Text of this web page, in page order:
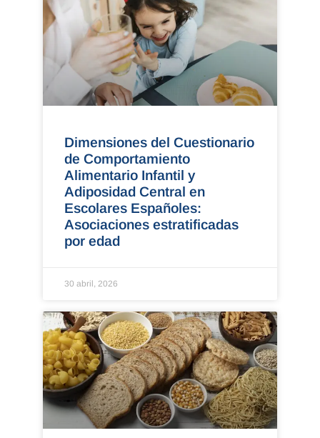
Dimensiones del Cuestionario
de Comportamiento
Alimentario Infantil y
Adiposidad Central en
Escolares Españoles:
Asociaciones estratificadas
por edad
30 abril, 2026